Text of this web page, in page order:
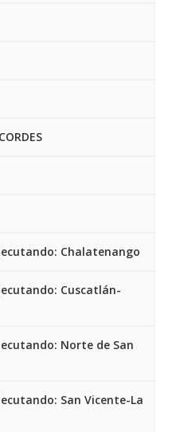
Chalatenango
Cuscatlán-
Norte de San
San Vicente-La